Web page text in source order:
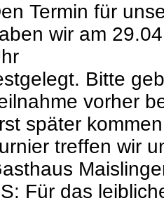
Termin für
wir am
Bitte
vorher
später
treffen wir
Für das